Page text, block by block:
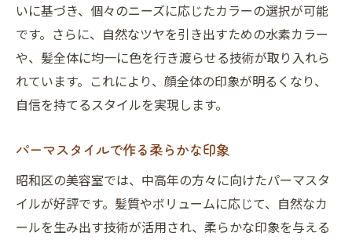
いに基づき、個々のニーズに応じたカラーの選択が可能
です。さらに、自然なツヤを引き出すための水素カラー
や、髪全体に均一に色を行き渡らせる技術が取り入れら
れています。これにより、顔全体の印象が明るくなり、
自信を持てるスタイルを実現します。
パーマスタイルで作る柔らかな印象
昭和区の美容室では、中高年の方々に向けたパーマスタ
イルが好評です。髪質やボリュームに応じて、自然なカ
ールを生み出す技術が活用され、柔らかな印象を与える